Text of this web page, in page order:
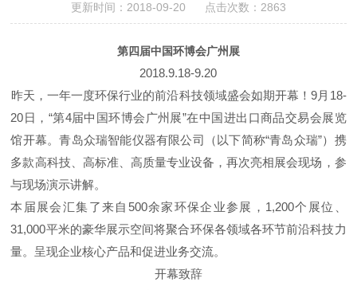
更新时间：2018-09-20 点击次数：2863
第四届中国环博会广州展
2018.9.18-9.20
昨天，一年一度环保行业的前沿科技领域盛会如期开幕！9月18-
20日，“第4届中国环博会广州展”在中国进出口商品交易会展览
馆开幕。青岛众瑞智能仪器有限公司（以下简称“青岛众瑞”）携
多款高科技、高标准、高质量专业设备，再次亮相展会现场，参
与现场演示讲解。
本届展会汇集了来自500余家环保企业参展，1,200个展位、
31,000平米的豪华展示空间将聚合环保各领域各环节前沿科技力
量。呈现企业核心产品和促进业务交流。
开幕致辞